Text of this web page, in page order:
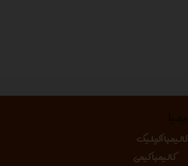
کالیمبا اکریلیک
کالیمبا کیمی